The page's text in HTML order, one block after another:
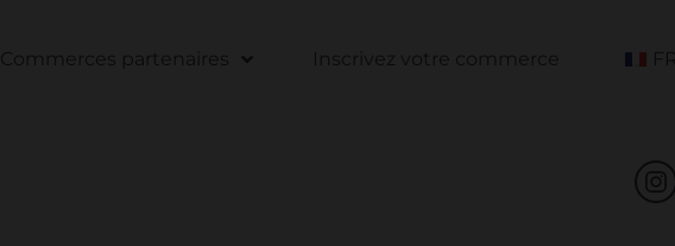
Commerces partenaires Inscrivez votre commerce FR